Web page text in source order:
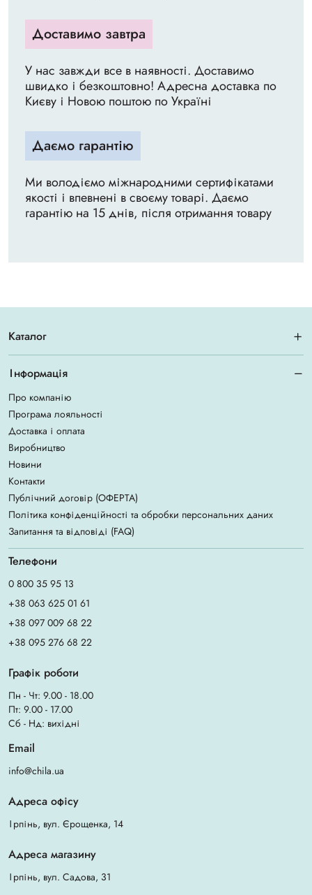
Доставимо завтра
У нас завжди все в наявності. Доставимо
швидко і безкоштовно! Адресна доставка по
Києву і Новою поштою по Україні
Даємо гарантію
Ми володіємо міжнародними сертифікатами
якості і впевнені в своєму товарі. Даємо
гарантію на 15 днів, після отримання товару
Каталог
Інформація
Про компанію
Програма лояльності
Доставка і оплата
Виробництво
Новини
Контакти
Публічний договір (ОФЕРТА)
Політика конфіденційності та обробки персональних даних
Запитання та відповіді (FAQ)
Телефони
0 800 35 95 13
+38 063 625 01 61
+38 097 009 68 22
+38 095 276 68 22
Графік роботи
Пн - Чт: 9.00 - 18.00
Пт: 9.00 - 17.00
Сб - Нд: вихідні
Email
info@chila.ua
Адреса офісу
Ірпінь, вул. Єрощенка, 14
Адреса магазину
Ірпінь, вул. Садова, 31